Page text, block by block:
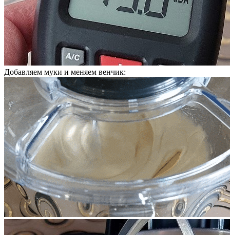
Добавляем муки и меняем венчик: